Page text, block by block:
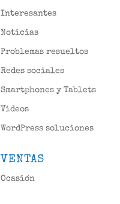
Interesantes
Noticias
Problemas resueltos
Redes sociales
Smartphones y Tablets
Videos
WordPress soluciones
VENTAS
Ocasión